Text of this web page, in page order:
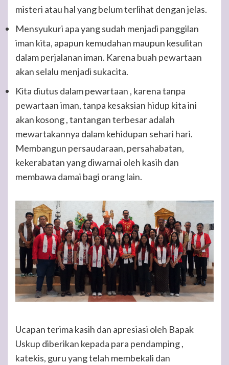
misteri atau hal yang belum terlihat dengan jelas.
Mensyukuri apa yang sudah menjadi panggilan
iman kita, apapun kemudahan maupun kesulitan
dalam perjalanan iman. Karena buah pewartaan
akan selalu menjadi sukacita.
Kita diutus dalam pewartaan , karena tanpa
pewartaan iman, tanpa kesaksian hidup kita ini
akan kosong , tantangan terbesar adalah
mewartakannya dalam kehidupan sehari hari.
Membangun persaudaraan, persahabatan,
kekerabatan yang diwarnai oleh kasih dan
membawa damai bagi orang lain.
Ucapan terima kasih dan apresiasi oleh Bapak
Uskup diberikan kepada para pendamping ,
katekis, guru yang telah membekali dan